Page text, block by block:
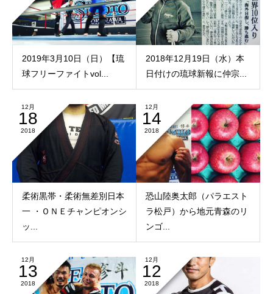
2019年3月10日（日）【琉
球フリーファイトvol...
2018年12月19日（水）本
日付けの琉球新報に仲宗...
12月
18
2018
柔術黒帯・柔術無差別日本
一 ・ＯＮＥチャンピオンシ
ッ...
12月
14
2018
恐山陸奥太郎（パラエスト
ラ松戸）から地元青森のリ
ンゴ...
12月
13
2018
12月
12
2018